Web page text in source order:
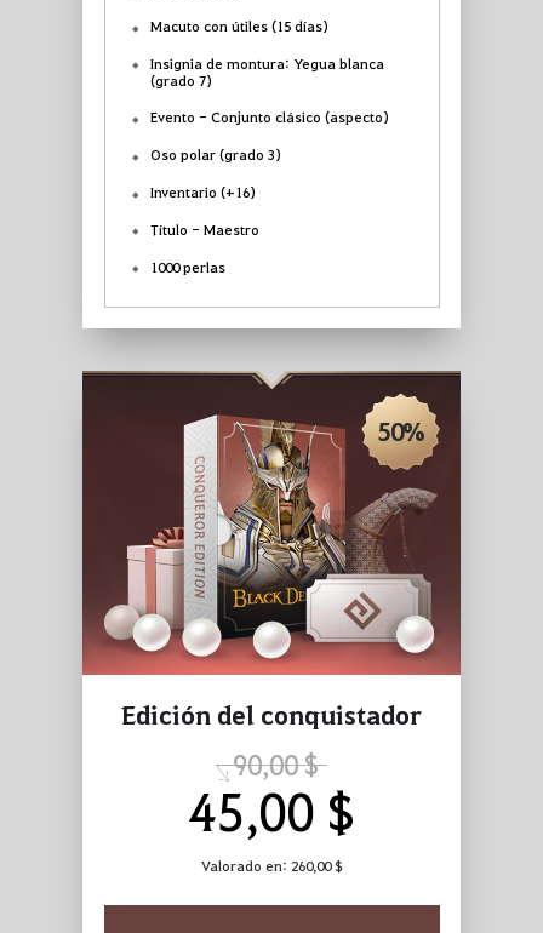
Macuto con útiles (15 días)
Insignia de montura: Yegua blanca
(grado 7)
Evento - Conjunto clásico (aspecto)
Oso polar (grado 3)
Inventario (+16)
Título - Maestro
1000 perlas
Edición del conquistador
50%
90,00 $
45,00 $
Valorado en: 260,00 $